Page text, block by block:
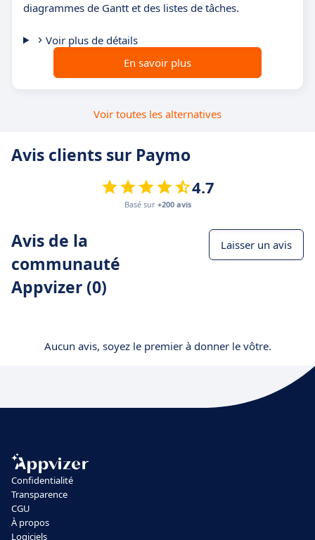
diagrammes de Gantt et des listes de tâches.
Voir plus de détails
En savoir plus
Voir toutes les alternatives
Avis clients sur Paymo
4.7
Basé sur +200 avis
Avis de la
communauté
Appvizer (0)
Laisser un avis
Aucun avis, soyez le premier à donner le vôtre.
Confidentialité
Transparence
CGU
À propos
Logiciels